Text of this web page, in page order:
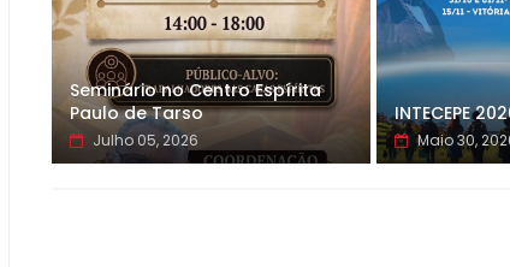
Seminário no Centro Espírita
Paulo de Tarso
Julho 05, 2026
INTECEPE
Maio 30,